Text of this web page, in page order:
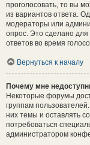
проголосовать, то вы
из вариантов ответа.
модераторы или
опрос. Это сделано
ответов во время
Вернуться к началу
Почему мне
Некоторые форумы
группам
них темы и оставлять
потребоваться
администратором